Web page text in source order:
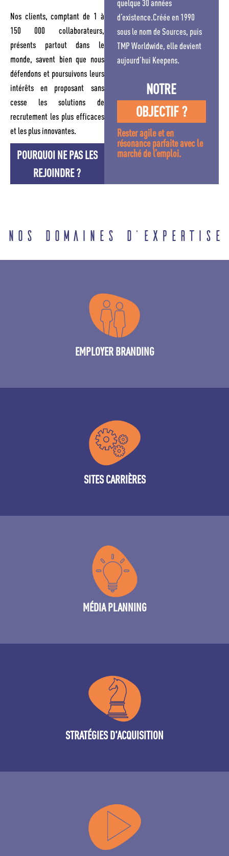
Nos clients, comptant de 1 à
150 000 collaborateurs,
présents partout dans le
monde, savent bien que nous
défendons et poursuivons leurs
intérêts en proposant sans
cesse les solutions de
recrutement les plus efficaces
et les plus innovantes.
POURQUOI NE PAS LES
REJOINDRE ?
quelque 30 années
d’existence.Créée en 1990
sous le nom de Sources, puis
TMP Worldwide, elle devient
aujourd’hui Keepens.
NOTRE
OBJECTIF ?
Rester agile et en
résonance parfaite avec le
marché de l’emploi.
Nos domaines d'expertise
EMPLOYER BRANDING
Création de concept, identité visuelle, stratégie et
déploiement
SITES CARRIÈRES
De la création à l’implémentation
MÉDIA PLANNING
Conseiller les bons choix (parmi les très nombreux !) de
sites emplois, réseaux sociaux, programmatique, salons
de recrutement… et la liste continue !
STRATÉGIES D'ACQUISITION
Stratégies d'acquisition de talents pour des populations
spécifiques : Jeunes diplômés, diversité…
Négocier le meilleur prix pour nos clients. Nous sommes
partenaires de tous les média majeurs régionaux,
nationaux et mondiaux.